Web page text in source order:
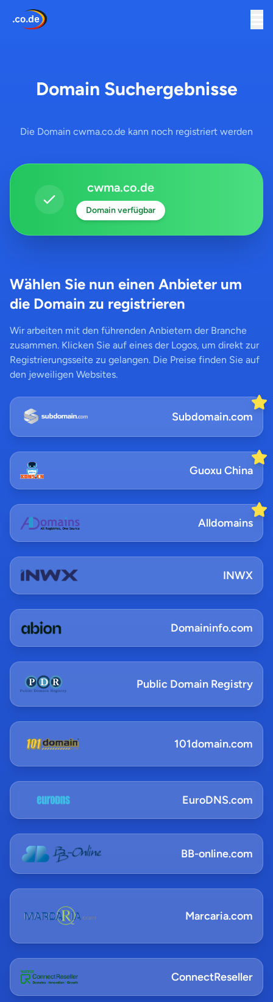
Domain Suchergebnisse
Die Domain cwma.co.de kann noch registriert werden
cwma.co.de
Domain verfügbar
Wählen Sie nun einen Anbieter um
die Domain zu registrieren
Wir arbeiten mit den führenden Anbietern der Branche
zusammen. Klicken Sie auf eines der Logos, um direkt zur
Registrierungsseite zu gelangen. Die Preise finden Sie auf
den jeweiligen Websites.
Subdomain.com
Guoxu China
Alldomains
INWX
Domaininfo.com
Public Domain Registry
101domain.com
EuroDNS.com
BB-online.com
Marcaria.com
ConnectReseller